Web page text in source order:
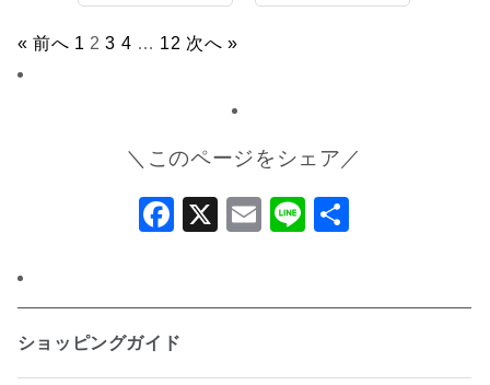
« 前へ 1 2 3 4 … 12 次へ »
＼このページをシェア／
Facebook
X Email
Line
ショッピングガイド